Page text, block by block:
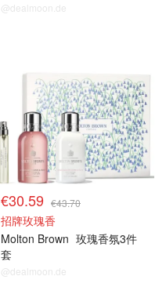
@dealmoon.de
€30.59 €43.70
招牌玫瑰香
Molton Brown 玫瑰香氛3件
套
@dealmoon.de